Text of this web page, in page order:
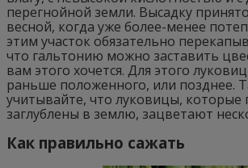
перегнойной земли. Высадку
весной, когда уже более-менее
этим участок обязательно
что гальтонию можно заставить
вам этого хочется. Для этого
раньше положенного, или позднее.
учитывайте, что луковицы, которые
заглублены в землю, зацветают
Как правильно сажать